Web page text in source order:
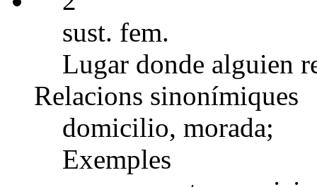
sust. fem.
Lugar donde alguien
Relacions sinonímiques
domicilio, morada;
Exemples